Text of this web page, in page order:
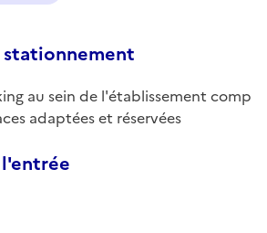
au sein de l'établissement comp
adaptées et réservées